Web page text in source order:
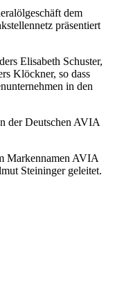
dem
präsentiert
Elisabeth Schuster,
Klöckner, so dass
in den
der Deutschen AVIA
Markennamen AVIA
Steininger geleitet.